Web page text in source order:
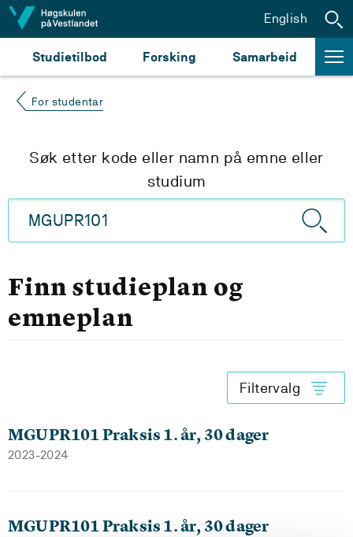
Hopp til innhald
Studietilbod Forsking Samarbeid
English
For studentar
Søk etter kode eller namn på emne eller
studium
Finn studieplan og
emneplan
Filtervalg
MGUPR101 Praksis 1. år, 30 dager
2023-2024
MGUPR101 Praksis 1. år, 30 dager